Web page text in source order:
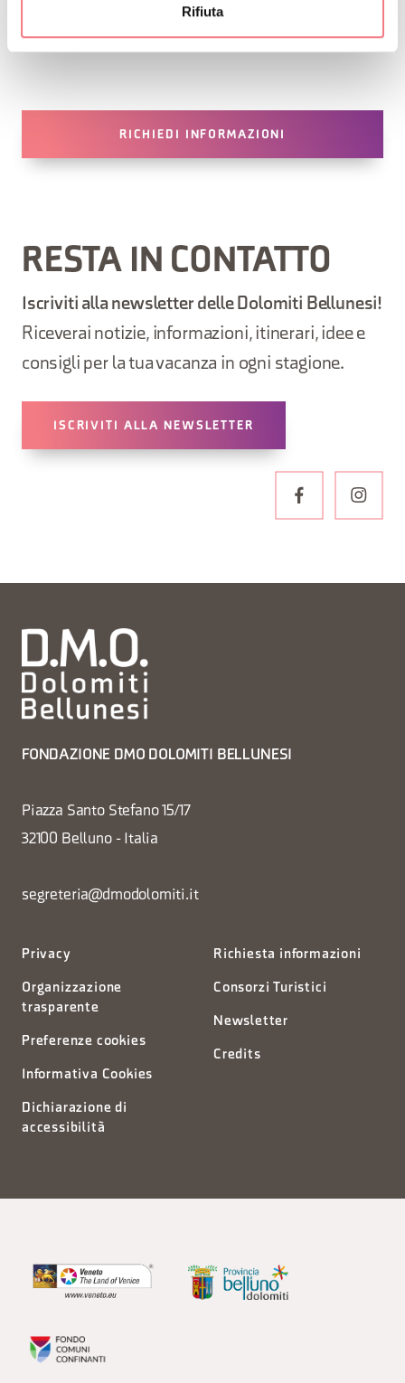
Rifiuta
RICHIEDI INFORMAZIONI
RESTA IN CONTATTO
Iscriviti alla newsletter delle Dolomiti Bellunesi!
Riceverai notizie, informazioni, itinerari, idee e
consigli per la tua vacanza in ogni stagione.
ISCRIVITI ALLA NEWSLETTER
FONDAZIONE DMO DOLOMITI BELLUNESI
Piazza Santo Stefano 15/17
32100 Belluno - Italia
segreteria@dmodolomiti.it
Privacy
Organizzazione
trasparente
Preferenze cookies
Informativa Cookies
Dichiarazione di
accessibilità
Richiesta informazioni
Consorzi Turistici
Newsletter
Credits